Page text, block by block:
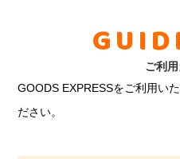
ご利
GOODS EXPRESSをご利用い
ださい。